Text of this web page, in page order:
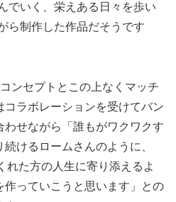
でいく、栄えある日々を歩い
ら制作した作品だそうです
ンセプトとこの上なくマッチ
コラボレーションを受けてバン
わせながら「誰もがワクワクす
けるロームさんのように、
れた方の人生に寄り添えるよ
作っていこうと思います」との